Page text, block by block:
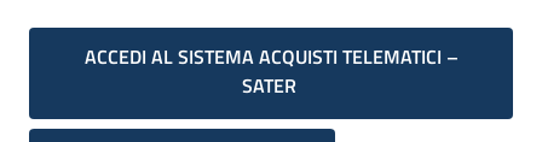
ACCEDI AL SISTEMA ACQUISTI TELEMATICI –
SATER